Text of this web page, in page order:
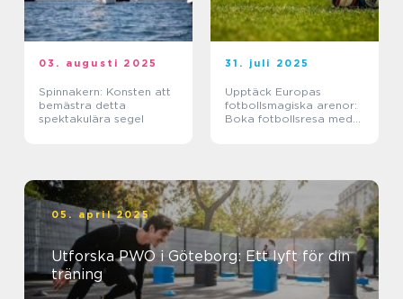
03. augusti 2025
Spinnakern: Konsten att
bemästra detta
spektakulära segel
31. juli 2025
Upptäck Europas
fotbollsmagiska arenor:
Boka fotbollsresa med
05. april 2025
Utforska PWO i Göteborg: Ett lyft för din
träning